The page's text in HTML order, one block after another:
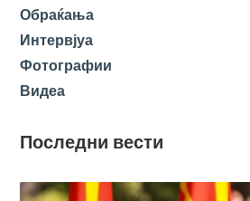
Обраќања
Интервјуа
Фотографии
Видеа
Последни вести